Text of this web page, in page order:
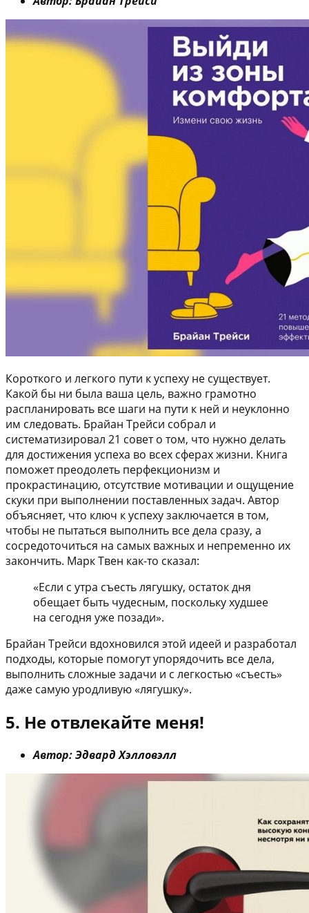
Короткого и легкого пути к успеху не существует.
Какой бы ни была ваша цель, важно грамотно
распланировать все шаги на пути к ней и неуклонно
им следовать. Брайан Трейси собрал и
систематизировал 21 совет о том, что нужно делать
для достижения успеха во всех сферах жизни. Книга
поможет преодолеть перфекционизм и
прокрастинацию, отсутствие мотивации и ощущение
скуки при выполнении поставленных задач. Автор
объясняет, что ключ к успеху заключается в том,
чтобы не пытаться выполнить все дела сразу, а
сосредоточиться на самых важных и непременно их
закончить. Марк Твен как-то сказал:
«Если с утра съесть лягушку, остаток дня
обещает быть чудесным, поскольку худшее
на сегодня уже позади».
Брайан Трейси вдохновился этой идеей и разработал
подходы, которые помогут упорядочить все дела,
выполнить сложные задачи и с легкостью «съесть»
даже самую уродливую «лягушку».
5. Не отвлекайте меня!
Автор: Эдвард Хэлловэлл